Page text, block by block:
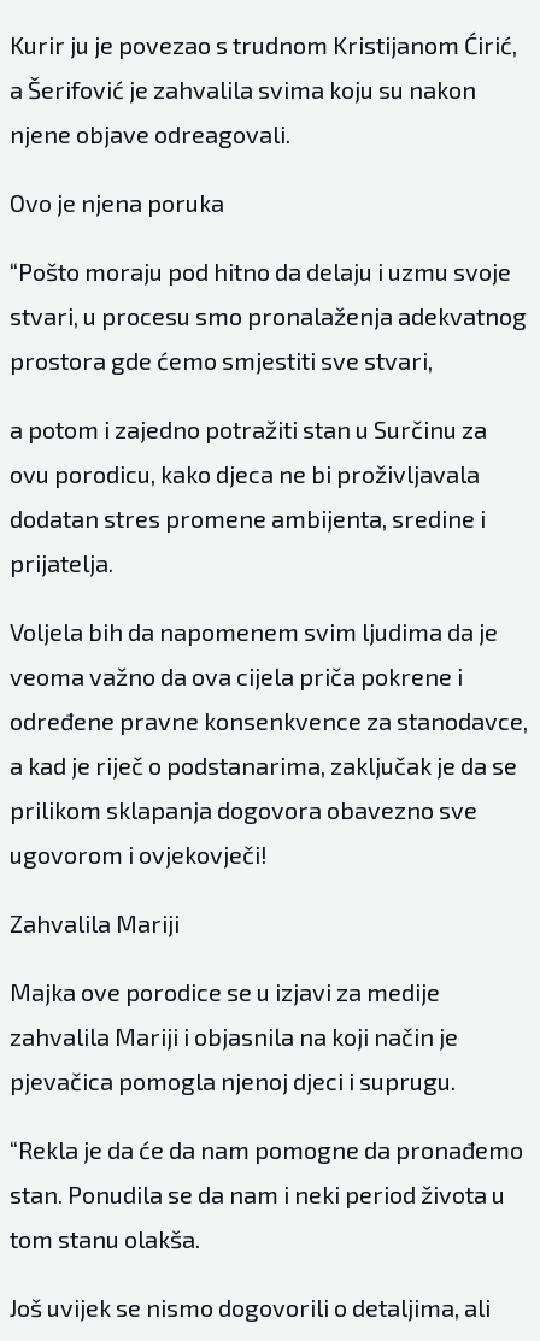
Kurir ju je povezao s trudnom Kristijanom Ćirić,
a Šerifović je zahvalila svima koju su nakon
njene objave odreagovali.
Ovo je njena poruka
“Pošto moraju pod hitno da delaju i uzmu svoje
stvari, u procesu smo pronalaženja adekvatnog
prostora gde ćemo smjestiti sve stvari,
a potom i zajedno potražiti stan u Surčinu za
ovu porodicu, kako djeca ne bi proživljavala
dodatan stres promene ambijenta, sredine i
prijatelja.
Voljela bih da napomenem svim ljudima da je
veoma važno da ova cijela priča pokrene i
određene pravne konsenkvence za stanodavce,
a kad je riječ o podstanarima, zaključak je da se
prilikom sklapanja dogovora obavezno sve
ugovorom i ovjekovječi!
Zahvalila Mariji
Majka ove porodice se u izjavi za medije
zahvalila Mariji i objasnila na koji način je
pjevačica pomogla njenoj djeci i suprugu.
“Rekla je da će da nam pomogne da pronađemo
stan. Ponudila se da nam i neki period života u
tom stanu olakša.
Još uvijek se nismo dogovorili o detaljima, ali